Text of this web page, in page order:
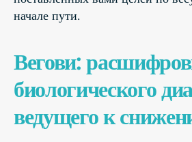
начале пути.
Вегови:
биологического
ведущего к